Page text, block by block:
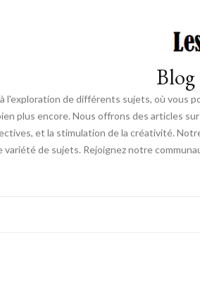
Blog
l'exploration de différents sujets, où vous
plus encore. Nous offrons des articles
et la stimulation de la créativité.
de sujets. Rejoignez notre